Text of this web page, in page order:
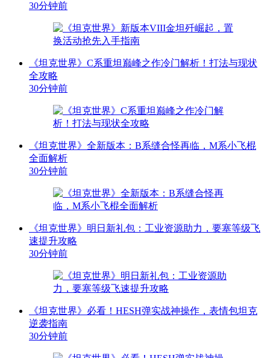
30分钟前
《坦克世界》C系重坦巅峰之作冷门解析！打法与现状
全攻略
30分钟前
《坦克世界》全新版本：B系缝合怪再临，M系小飞棍
全面解析
30分钟前
《坦克世界》明日新礼包：工业资源助力，要塞等级飞
速提升攻略
30分钟前
《坦克世界》必看！HESH弹实战神操作，表情包坦克
逆袭指南
30分钟前